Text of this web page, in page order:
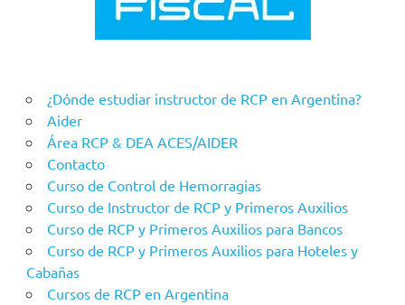
¿Dónde estudiar instructor de RCP en Argentina?
Aider
Área RCP & DEA ACES/AIDER
Contacto
Curso de Control de Hemorragias
Curso de Instructor de RCP y Primeros Auxilios
Curso de RCP y Primeros Auxilios para Bancos
Curso de RCP y Primeros Auxilios para Hoteles y
Cabañas
Cursos de RCP en Argentina